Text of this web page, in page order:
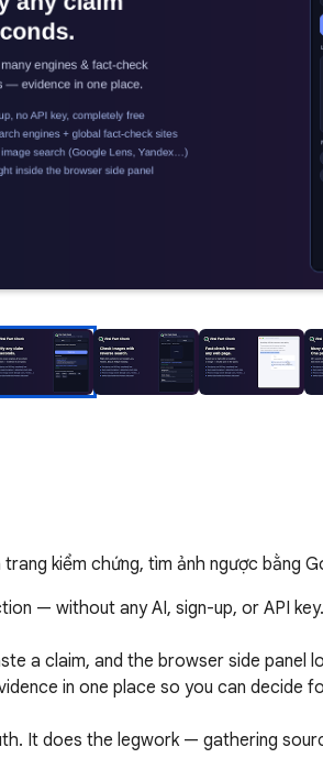
kiểm chứng, tìm ảnh ngược bằng
— without any AI, sign-up, or API key.
a claim, and the browser side
in one place so you can decide
It does the legwork — gathering